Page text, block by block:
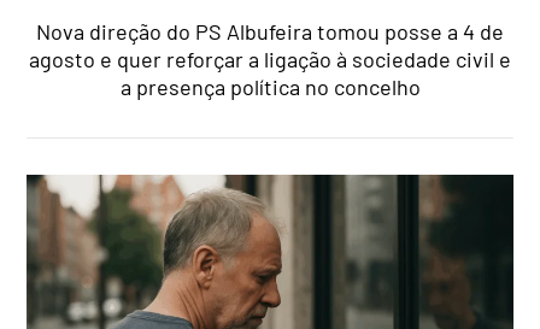
Nova direção do PS Albufeira tomou posse a 4 de
agosto e quer reforçar a ligação à sociedade civil e
a presença política no concelho